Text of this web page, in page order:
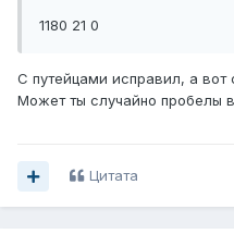
1180 21 0
С путейцами исправил, а вот
Может ты случайно пробелы
Цитата